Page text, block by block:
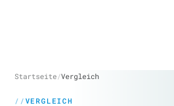
Startseite/Vergleich
VERGLEICH